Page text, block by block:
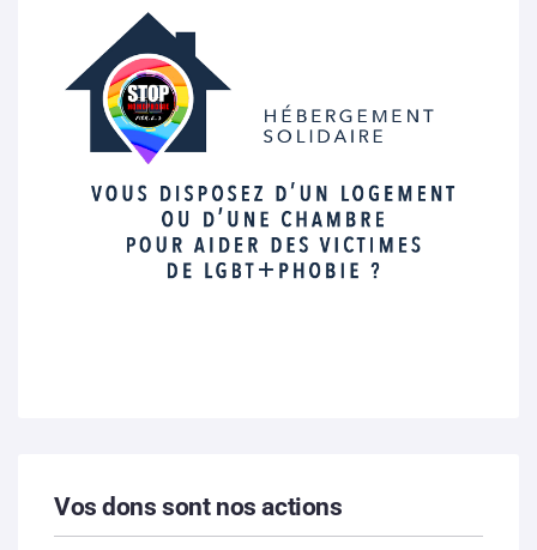
Vos dons sont nos actions